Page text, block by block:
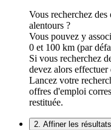
Vous recherchez
alentours ?
Vous pouvez y
0 et 100 km (par
Si vous recherchez
devez alors effectuer
Lancez votre
offres d'emploi
restituée.
2. Affiner les